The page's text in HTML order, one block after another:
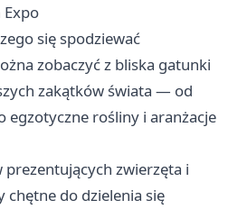
się spodziewać
zobaczyć z bliska gatunki
zakątków świata — od
egzotyczne rośliny i aranżacje
zwierzęta i
chętne do dzielenia się